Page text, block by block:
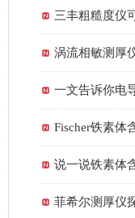
三丰粗糙度仪
涡流相敏测厚
一文告诉你电
Fischer铁素体
说一说铁素体
菲希尔测厚仪